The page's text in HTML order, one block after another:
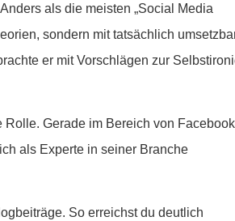
Anders als die meisten „Social Media
sondern mit tatsächlich
er mit Vorschlägen zur
Gerade im Bereich von
als Experte in seiner Branche
So erreichst du deutlich